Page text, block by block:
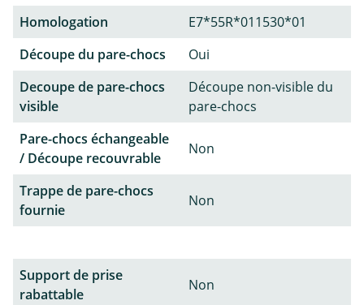
Homologation
E7*55R*011530*01
Découpe du pare-chocs
Oui
Decoupe de pare-chocs
visible
Découpe non-visible du
pare-chocs
Pare-chocs échangeable
/ Découpe recouvrable
Non
Trappe de pare-chocs
fournie
Non
Support de prise
rabattable
Non